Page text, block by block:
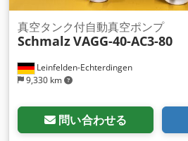
Leinfelden-Echterdingen
9,330 km
真空タンク付自動真空ポンプ
SchmalzVAGG-40-AC3-80
問い合わせる